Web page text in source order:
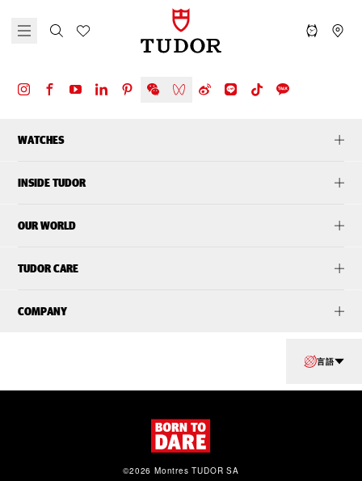
WATCHES
INSIDE TUDOR
OUR WORLD
TUDOR CARE
COMPANY
言語
©2026 Montres TUDOR SA